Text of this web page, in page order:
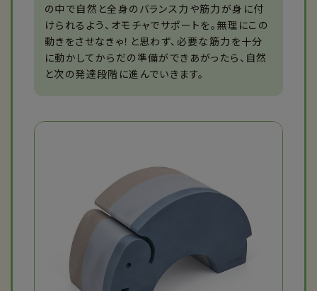
の中で自然と全身のバランス力や筋力が身に付
けられるよう、オモチャでサポートを。無理にこの
動きをさせなきゃ！と思わず、必要な筋力を十分
に動かしてからだの準備ができあがったら、自然
と次の発達段階に進んでいきます。